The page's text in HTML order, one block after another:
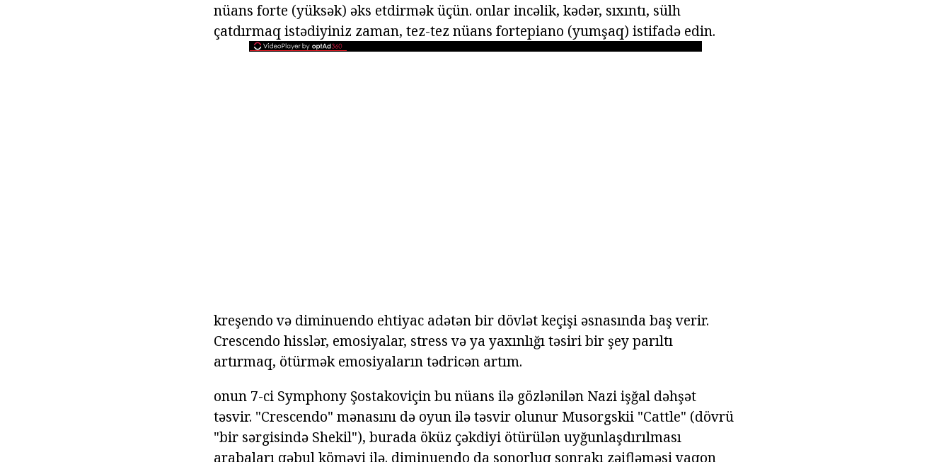
nüans forte (yüksək) əks etdirmək üçün. onlar incəlik, kədər, sıxıntı, sülh
çatdırmaq istədiyiniz zaman, tez-tez nüans fortepiano (yumşaq) istifadə edin.
kreşendo və diminuendo ehtiyac adətən bir dövlət keçişi əsnasında baş verir.
Crescendo hisslər, emosiyalar, stress və ya yaxınlığı təsiri bir şey parıltı
artırmaq, ötürmək emosiyaların tədricən artım.
onun 7-ci Symphony Şostakoviçin bu nüans ilə gözlənilən Nazi işğal dəhşət
təsvir. "Crescendo" mənasını də oyun ilə təsvir olunur Musorgskii "Cattle" (dövrü
"bir sərgisində Shekil"), burada öküz çəkdiyi ötürülən uyğunlaşdırılması
arabaları qəbul köməyi ilə. diminuendo da sonorluq sonrakı zəifləməsi vaqon